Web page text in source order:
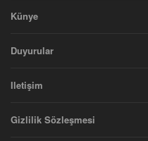
Künye
Duyurular
Iletişim
Gizlilik Sözleşmesi